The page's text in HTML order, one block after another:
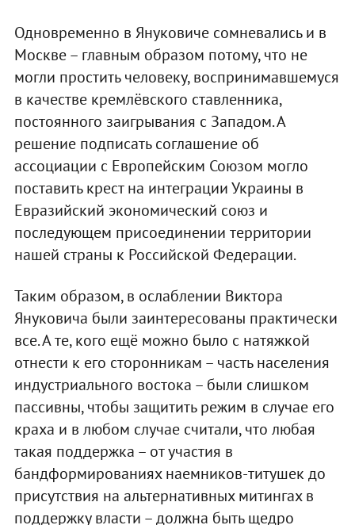
Одновременно в Януковиче сомневались и в
Москве – главным образом потому, что не
могли простить человеку, воспринимавшемуся
в качестве кремлёвского ставленника,
постоянного заигрывания с Западом. А
решение подписать соглашение об
ассоциации с Европейским Союзом могло
поставить крест на интеграции Украины в
Евразийский экономический союз и
последующем присоединении территории
нашей страны к Российской Федерации.
Таким образом, в ослаблении Виктора
Януковича были заинтересованы практически
все. А те, кого ещё можно было с натяжкой
отнести к его сторонникам – часть населения
индустриального востока – были слишком
пассивны, чтобы защитить режим в случае его
краха и в любом случае считали, что любая
такая поддержка – от участия в
бандформированиях наемников-титушек до
присутствия на альтернативных митингах в
поддержку власти – должна быть щедро